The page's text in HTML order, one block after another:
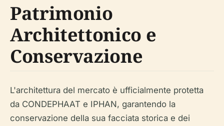
Patrimonio
Architettonico e
Conservazione
L'architettura del mercato è ufficialmente protetta
da CONDEPHAAT e IPHAN, garantendo la
conservazione della sua facciata storica e dei